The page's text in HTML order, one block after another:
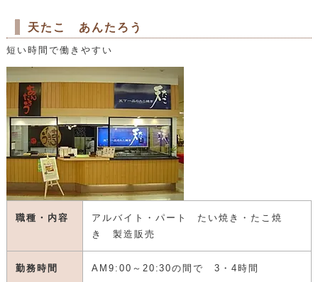
天たこ あんたろう
短い時間で働きやすい
職種・内容
アルバイト・パート たい焼き・たこ焼
き 製造販売
勤務時間 AM9:00～20:30の間で 3・4時間